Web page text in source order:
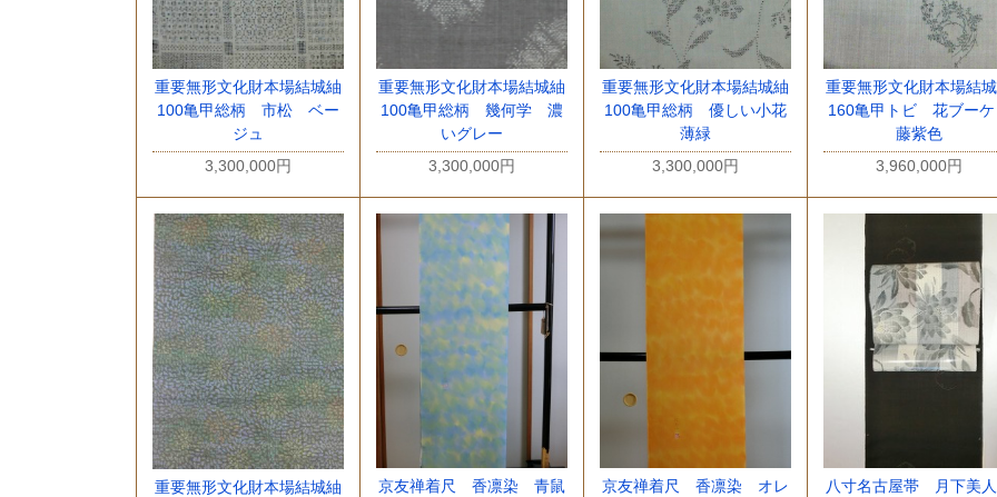
重要無形文化財本場結城紬
100亀甲総柄 市松 ベー
ジュ
3,300,000円
重要無形文化財本場結城紬
100亀甲総柄 幾何学 濃
いグレー
3,300,000円
重要無形文化財本場結城紬
100亀甲総柄 優しい小花
薄緑
3,300,000円
重要無形文化財本場結
160亀甲トビ 花ブー
藤紫色
3,960,000円
重要無形文化財本場結城紬
京友禅着尺 香凛染 青鼠
京友禅着尺 香凛染 オレ
八寸名古屋帯 月下